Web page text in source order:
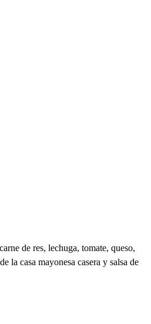
de res, lechuga, tomate, queso,
la casa mayonesa casera y salsa de